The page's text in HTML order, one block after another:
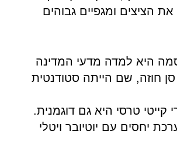
הציצים ומגפיים גבוהים
היא למדה מדעי המדינה
חוזה, שם הייתה סטודנטית
טרסי היא גם דוגמנית.
יחסים עם יוטיובר ויטלי